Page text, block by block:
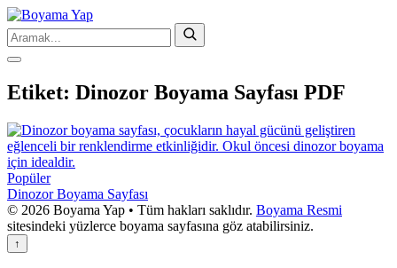
Etiket: Dinozor Boyama Sayfası PDF
Popüler
Dinozor Boyama Sayfası
© 2026 Boyama Yap • Tüm hakları saklıdır. Boyama Resmi
sitesindeki yüzlerce boyama sayfasına göz atabilirsiniz.
↑